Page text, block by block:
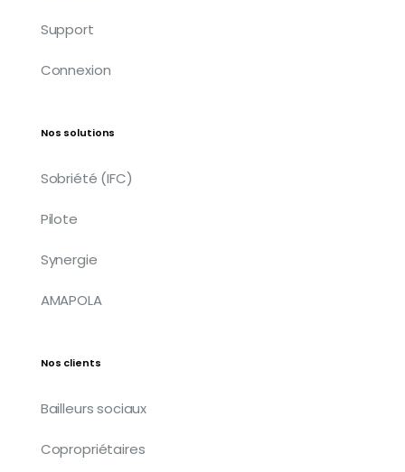
Support
Connexion
Nos solutions
Sobriété (IFC)
Pilote
Synergie
AMAPOLA
Nos clients
Bailleurs sociaux
Copropriétaires